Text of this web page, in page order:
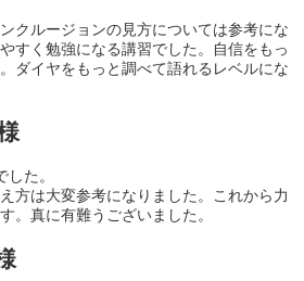
クルージョンの見方については参考にな
すく勉強になる講習でした。自信をもっ
ダイヤをもっと調べて語れるレベルにな
た。
方は大変参考になりました。これから力
。真に有難うございました。